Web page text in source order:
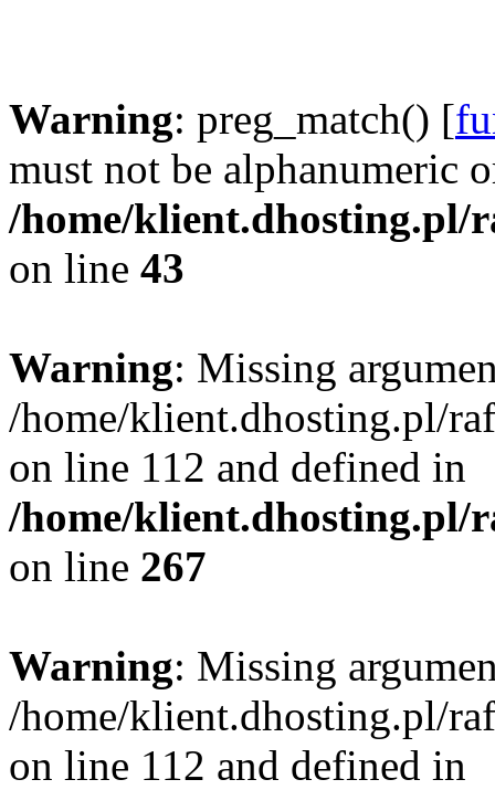
Warning: preg_match() [
must not be alphanumeric
/home/klient.dhosting.pl/
on line 43
Warning: Missing
/home/klient.dhosting.pl/
on line 112 and defined in
/home/klient.dhosting.pl/
on line 267
Warning: Missing
/home/klient.dhosting.pl/
on line 112 and defined in